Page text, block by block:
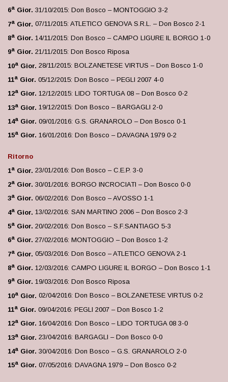
6a Gior. 31/10/2015: Don Bosco – MONTOGGIO 3-2
7a Gior. 07/11/2015: ATLETICO GENOVA S.R.L. – Don Bosco 2-1
8a Gior. 14/11/2015: Don Bosco – CAMPO LIGURE IL BORGO 1-0
9a Gior. 21/11/2015: Don Bosco Riposa
10a Gior. 28/11/2015: BOLZANETESE VIRTUS – Don Bosco 1-0
11a Gior. 05/12/2015: Don Bosco – PEGLI 2007 4-0
12a Gior. 12/12/2015: LIDO TORTUGA 08 – Don Bosco 0-2
13a Gior. 19/12/2015: Don Bosco – BARGAGLI 2-0
14a Gior. 09/01/2016: G.S. GRANAROLO – Don Bosco 0-1
15a Gior. 16/01/2016: Don Bosco – DAVAGNA 1979 0-2
Ritorno
1a Gior. 23/01/2016: Don Bosco – C.E.P. 3-0
2a Gior. 30/01/2016: BORGO INCROCIATI – Don Bosco 0-0
3a Gior. 06/02/2016: Don Bosco – AVOSSO 1-1
4a Gior. 13/02/2016: SAN MARTINO 2006 – Don Bosco 2-3
5a Gior. 20/02/2016: Don Bosco – S.F.SANTIAGO 5-3
6a Gior. 27/02/2016: MONTOGGIO – Don Bosco 1-2
7a Gior. 05/03/2016: Don Bosco – ATLETICO GENOVA 2-1
8a Gior. 12/03/2016: CAMPO LIGURE IL BORGO – Don Bosco 1-1
9a Gior. 19/03/2016: Don Bosco Riposa
10a Gior. 02/04/2016: Don Bosco – BOLZANETESE VIRTUS 0-2
11a Gior. 09/04/2016: PEGLI 2007 – Don Bosco 1-2
12a Gior. 16/04/2016: Don Bosco – LIDO TORTUGA 08 3-0
13a Gior. 23/04/2016: BARGAGLI – Don Bosco 0-0
14a Gior. 30/04/2016: Don Bosco – G.S. GRANAROLO 2-0
15a Gior. 07/05/2016: DAVAGNA 1979 – Don Bosco 0-2